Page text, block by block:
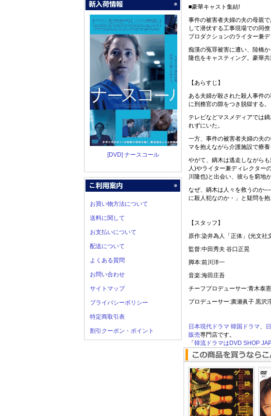
[DVD] ナースコール
お買い物方法について
送料に関して
お支払いについて
配送について
よくある質問
お問い合わせ
サイトマップ
プライバシーポリシー
特定商取引表
割引クーポン・ポイント
■豪華キャスト集結!
事件の被害者夫婦の夫の母親
して潜伏する工事現場での同
プロダクションのライター兼
痴漢の冤罪被害に遭い、陸橋
隆也をキャスティング。豪華
【あらすじ】
ある夫婦が殺された殺人事件
に刑務官の隙をつき脱獄する。
テレビなどマスメディアでは
れずにいた。
一方、事件の被害者夫婦の夫
マを抱えながら介護施設で療養
やがて、鏑木は逃走しながら
人)やライター兼ディレクター
川隆也)と出会い、彼らを窮地
なぜ、鏑木は人々を救うのか
に殺人犯なのか・」と疑問を抱
【スタッフ】
原作:染井為人「正体」(光文社
監督:中田秀夫 谷口正晃
脚本:前川洋一
音楽:海田庄吾
チーフプロデューサー:青木泰憲
プロデューサー:廣瀬眞子 黒沢
日本現代ドラマ 韓国ドラマ、
販売専門店です。
「 韓流ドラマはDVD SHOP